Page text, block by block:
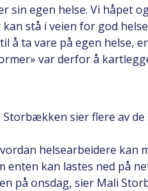
sin egen helse. Vi håpet
stå i veien for god
ta vare på egen helse,
var derfor å
sier flere av
helsearbeidere kan
kan lastes ned på
på onsdag, sier Mali